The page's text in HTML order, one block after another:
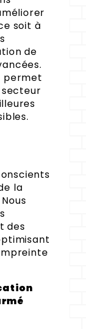
soit à
de
permet
la
Nous
des